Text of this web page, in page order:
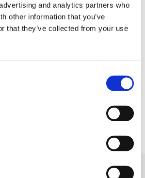
and analytics partners who
other information that you’ve
that they’ve collected from your use